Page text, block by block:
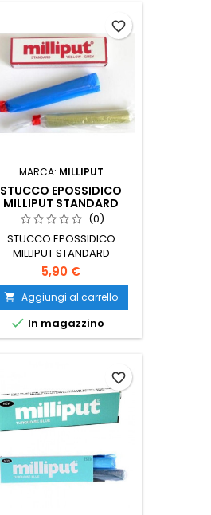
MARCA: MILLIPUT
STUCCO EPOSSIDICO
MILLIPUT STANDARD
(0)
STUCCO EPOSSIDICO
MILLIPUT STANDARD
5,90 €
 Aggiungi al carrello
 In magazzino
favorite_border
favorite_border